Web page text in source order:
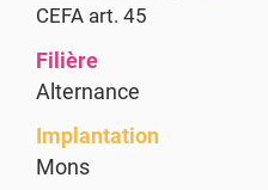
CEFA art. 45
Filière
Alternance
Implantation
Mons